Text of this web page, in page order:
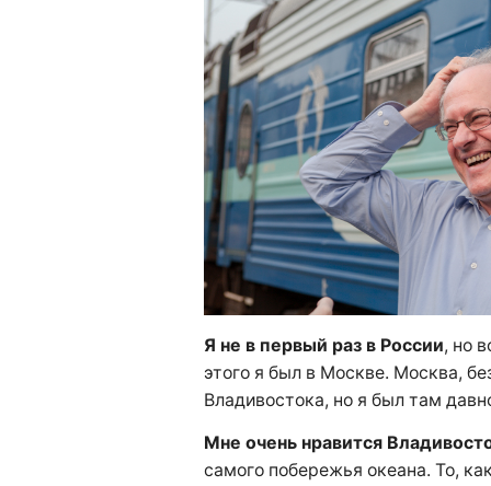
Я не в первый раз в России, но
этого я был в Москве. Москва,
Владивостока, но я был там
Мне очень нравится
самого побережья океана. То,